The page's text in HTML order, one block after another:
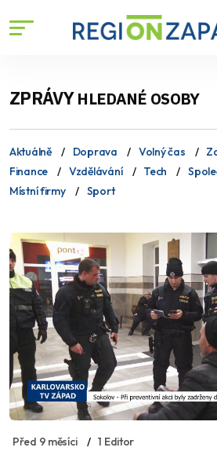
ZPRÁVYHLEDANÉ OSOBY
Aktuálně Doprava Volný čas
Finance
Vzdělávání Tech
Místní firmy
Sport
Před 9 měsíci 1 Editor